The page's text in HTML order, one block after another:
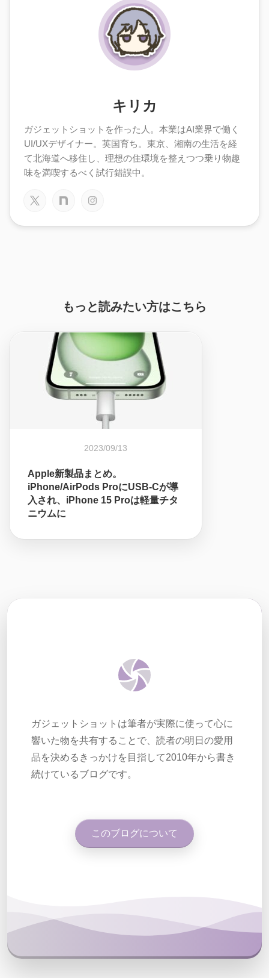
キリカ
ガジェットショットを作った人。本業はAI業界で働く
UI/UXデザイナー。英国育ち。東京、湘南の生活を経
て北海道へ移住し、理想の住環境を整えつつ乗り物趣
味を満喫するべく試行錯誤中。
もっと読みたい方はこちら
2023/09/13
Apple新製品まとめ。
iPhone/AirPods ProにUSB-Cが導
入され、iPhone 15 Proは軽量チタ
ニウムに
ガジェットショットは筆者が実際に使って心に
響いた物を共有することで、読者の明日の愛用
品を決めるきっかけを目指して2010年から書き
続けているブログです。
このブログについて